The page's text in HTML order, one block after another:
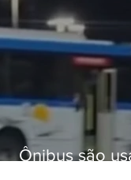
Ônibus são